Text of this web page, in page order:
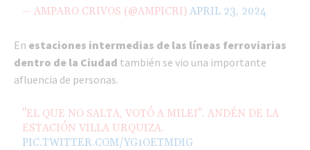
— AMPARO CRIVOS (@AMPICRI)APRIL 23, 2024
En estaciones intermedias de las líneas ferroviarias
dentro de la Ciudad también se vio una importante
afluencia de personas.
"EL QUE NO SALTA, VOTÓ A MILEI". ANDÉN DE LA
ESTACIÓN VILLA URQUIZA.
PIC.TWITTER.COM/YG1OETMDIG